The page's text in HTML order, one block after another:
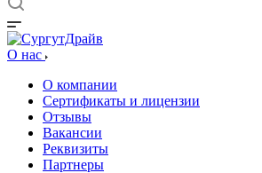
О нас
О компании
Сертификаты и лицензии
Отзывы
Вакансии
Реквизиты
Партнеры